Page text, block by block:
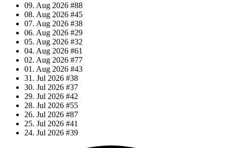
09. Aug 2026 #88
08. Aug 2026 #45
07. Aug 2026 #38
06. Aug 2026 #29
05. Aug 2026 #32
04. Aug 2026 #61
02. Aug 2026 #77
01. Aug 2026 #43
31. Jul 2026 #38
30. Jul 2026 #37
29. Jul 2026 #42
28. Jul 2026 #55
26. Jul 2026 #87
25. Jul 2026 #41
24. Jul 2026 #39